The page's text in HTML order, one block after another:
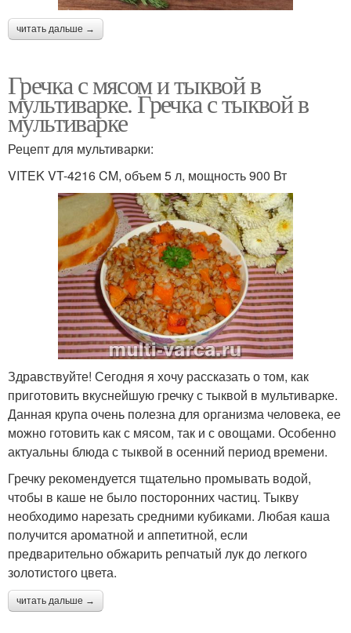
читать дальше →
Гречка с мясом и тыквой в
мультиварке. Гречка с тыквой в
мультиварке
Рецепт для мультиварки:
VITEK VT-4216 CM, объем 5 л, мощность 900 Вт
Здравствуйте! Сегодня я хочу рассказать о том, как
приготовить вкуснейшую гречку с тыквой в мультиварке.
Данная крупа очень полезна для организма человека, ее
можно готовить как с мясом, так и с овощами. Особенно
актуальны блюда с тыквой в осенний период времени.
Гречку рекомендуется тщательно промывать водой,
чтобы в каше не было посторонних частиц. Тыкву
необходимо нарезать средними кубиками. Любая каша
получится ароматной и аппетитной, если
предварительно обжарить репчатый лук до легкого
золотистого цвета.
читать дальше →